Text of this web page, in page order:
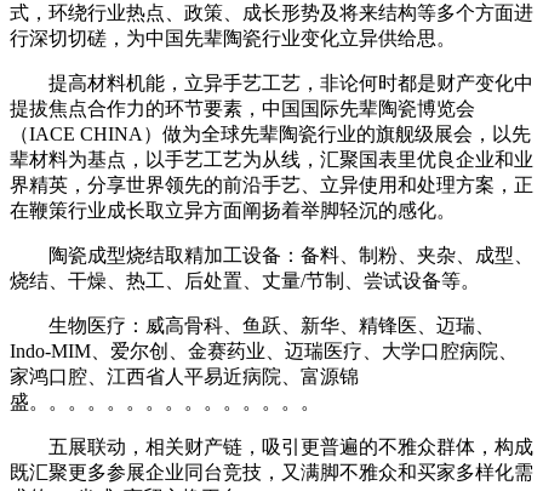
式，环绕行业热点、政策、成长形势及将来结构等多个方面进
行深切切磋，为中国先辈陶瓷行业变化立异供给思。
提高材料机能，立异手艺工艺，非论何时都是财产变化中
提拔焦点合作力的环节要素，中国国际先辈陶瓷博览会
（IACE CHINA）做为全球先辈陶瓷行业的旗舰级展会，以先
辈材料为基点，以手艺工艺为从线，汇聚国表里优良企业和业
界精英，分享世界领先的前沿手艺、立异使用和处理方案，正
在鞭策行业成长取立异方面阐扬着举脚轻沉的感化。
陶瓷成型烧结取精加工设备：备料、制粉、夹杂、成型、
烧结、干燥、热工、后处置、丈量/节制、尝试设备等。
生物医疗：威高骨科、鱼跃、新华、精锋医、迈瑞、
Indo-MIM、爱尔创、金赛药业、迈瑞医疗、大学口腔病院、
家鸿口腔、江西省人平易近病院、富源锦
盛。。。。。。。。。。。。。。。
五展联动，相关财产链，吸引更普遍的不雅众群体，构成
既汇聚更多参展企业同台竞技，又满脚不雅众和买家多样化需